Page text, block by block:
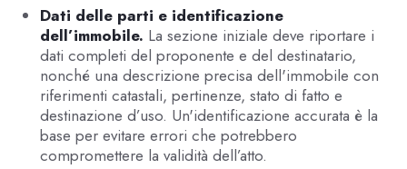
Dati delle parti e identificazione
dell’immobile. La sezione iniziale deve riportare i
dati completi del proponente e del destinatario,
nonché una descrizione precisa dell'immobile con
riferimenti catastali, pertinenze, stato di fatto e
destinazione d’uso. Un'identificazione accurata è la
base per evitare errori che potrebbero
compromettere la validità dell’atto.